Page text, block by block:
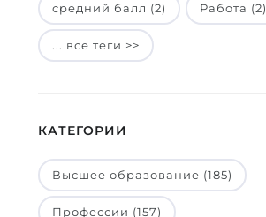
средний балл (2) Работа (2)
... все теги >>
КАТЕГОРИИ
Высшее образование (185)
Профессии (157)